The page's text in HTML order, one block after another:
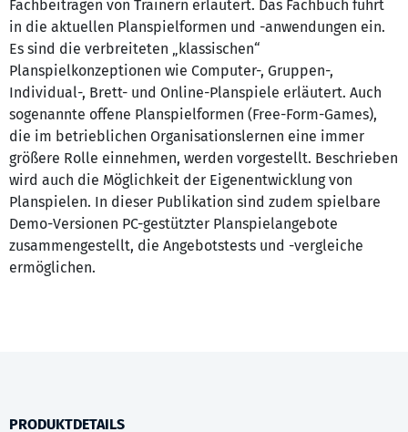
Fachbeiträgen von Trainern erläutert. Das Fachbuch führt
in die aktuellen Planspielformen und -anwendungen ein.
Es sind die verbreiteten „klassischen“
Planspielkonzeptionen wie Computer-, Gruppen-,
Individual-, Brett- und Online-Planspiele erläutert. Auch
sogenannte offene Planspielformen (Free-Form-Games),
die im betrieblichen Organisationslernen eine immer
größere Rolle einnehmen, werden vorgestellt. Beschrieben
wird auch die Möglichkeit der Eigenentwicklung von
Planspielen. In dieser Publikation sind zudem spielbare
Demo-Versionen PC-gestützter Planspielangebote
zusammengestellt, die Angebotstests und -vergleiche
ermöglichen.
PRODUKTDETAILS